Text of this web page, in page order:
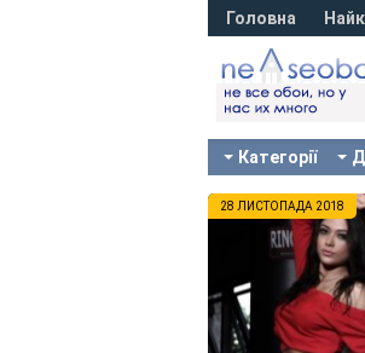
Головна
Категорії
28 ЛИСТОПАДА 2018